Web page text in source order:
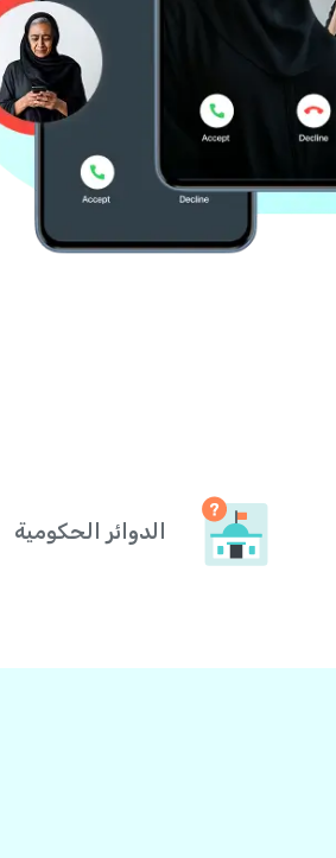
الدوائر الحكومية